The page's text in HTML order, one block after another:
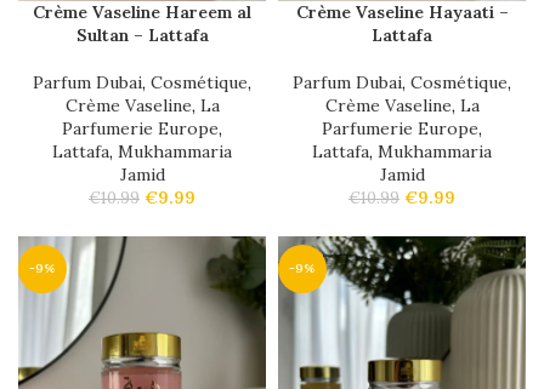
Crème Vaseline Hareem al
Sultan – Lattafa
Parfum Dubai, Cosmétique,
Crème Vaseline, La
Parfumerie Europe,
Lattafa, Mukhammaria
Jamid
€10.99 €9.99
Crème Vaseline Hayaati –
Lattafa
Parfum Dubai, Cosmétique,
Crème Vaseline, La
Parfumerie Europe,
Lattafa, Mukhammaria
Jamid
€10.99 €9.99
-9% -9%